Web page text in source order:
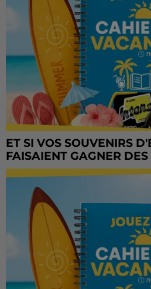
ET SI VOS SOUVENIRS
FAISAIENT GAGNER